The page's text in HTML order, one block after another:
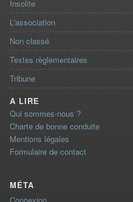
Insolite
L'association
Non classé
Textes règlementaires
Tribune
A LIRE
Qui sommes-nous ?
Charte de bonne conduite
Mentions légales
Formulaire de contact
MÉTA